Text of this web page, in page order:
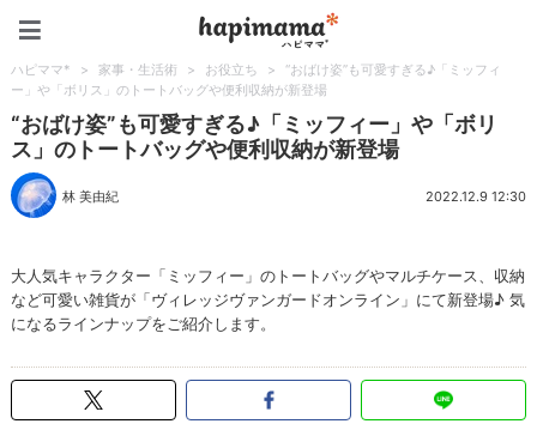
ハピママ* > 家事・生活術 > お役立ち >
“おばけ姿”も可愛すぎる♪「ミッフィ
ー」や「ボリス」のトートバッグや便利収納が新登場
“おばけ姿”も可愛すぎる♪「ミッフィー」や「ボリ
ス」のトートバッグや便利収納が新登場
林 美由紀 2022.12.9 12:30
大人気キャラクター「ミッフィー」のトートバッグやマルチケース、収納
など可愛い雑貨が「ヴィレッジヴァンガードオンライン」にて新登場♪ 気
になるラインナップをご紹介します。